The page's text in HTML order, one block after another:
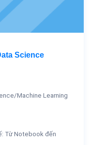
Science
Machine Learning
Từ Notebook đến